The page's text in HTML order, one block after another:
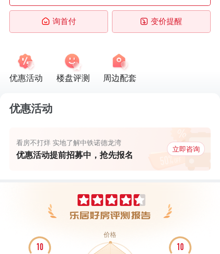
询首付 变价提醒
优惠活动 楼盘评测 周边配套
优惠活动
看房不打烊 实地了解中铁诺德龙湾
优惠活动提前招募中，抢先报名
立即咨询
10 10
价格